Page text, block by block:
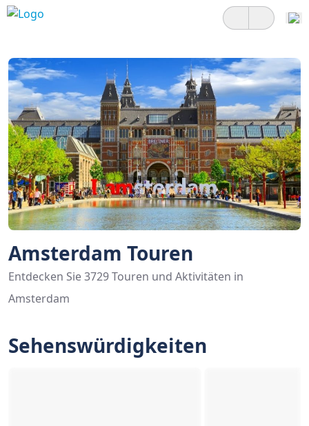
Amsterdam Touren
Entdecken Sie 3729 Touren und Aktivitäten in
Amsterdam
Sehenswürdigkeiten